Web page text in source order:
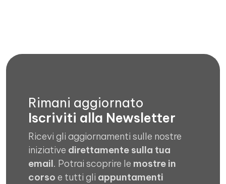
Rimani aggiornato
Iscriviti alla Newsletter
Ricevi gli aggiornamenti sulle nostre
iniziative direttamente sulla tua
email. Potrai scoprire le mostre in
corso e tutti gli appuntamenti